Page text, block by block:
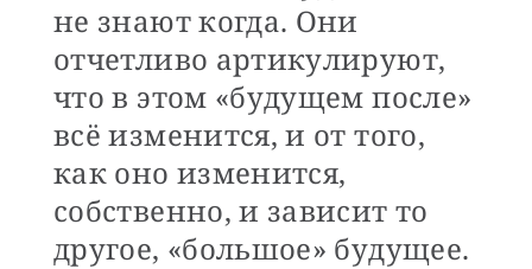
не знают когда. Они
отчетливо артикулируют,
что в этом «будущем после»
всё изменится, и от того,
как оно изменится,
собственно, и зависит то
другое, «большое» будущее.